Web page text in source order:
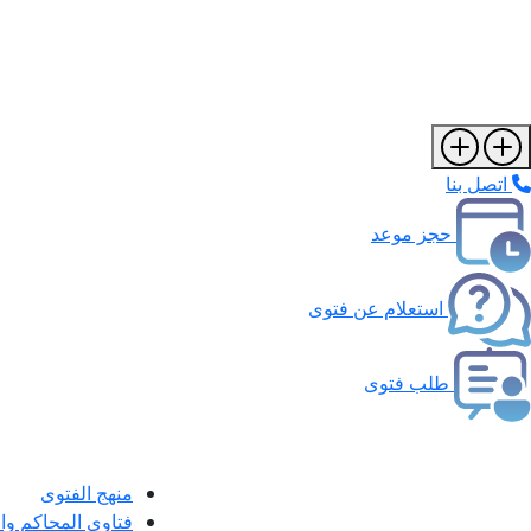
اتصل بنا
حجز موعد
استعلام عن فتوى
طلب فتوى
منهج الفتوى
فتاوى المحاكم